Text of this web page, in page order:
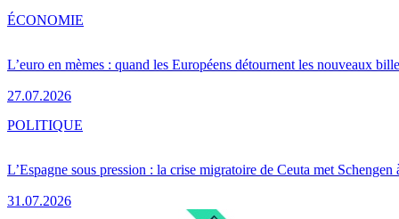
L’euro en mèmes : quand les Européens détournent les nouveaux
27.07.2026
ÉCONOMIE
L’Espagne sous pression : la crise migratoire de Ceuta met Schengen
31.07.2026
POLITIQUE